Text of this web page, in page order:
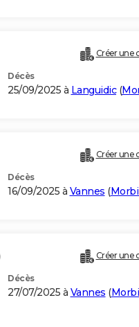
Créer une
Décès
25/09/2025 à Languidic(
Créer une
Décès
16/09/2025 à Vannes (
Créer une
Décès
27/07/2025 à Vannes (